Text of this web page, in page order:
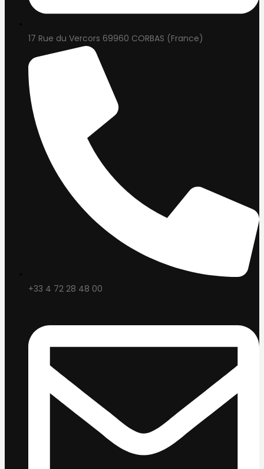
17 Rue du Vercors 69960 CORBAS (France)
+33 4 72 28 48 00